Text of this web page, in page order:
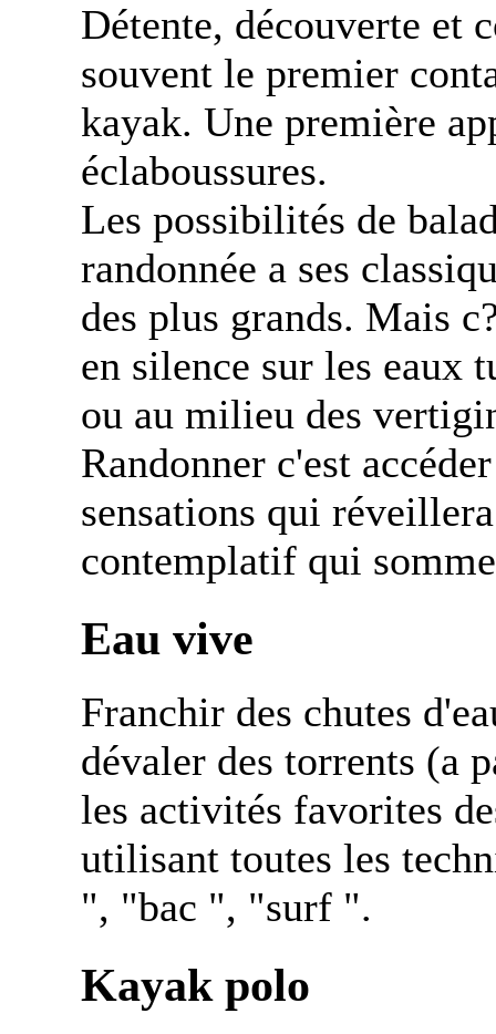
Détente, découverte et
souvent le premier
kayak. Une première
éclaboussures.
Les possibilités de
randonnée a ses
des plus grands. Mais
en silence sur les eaux
ou au milieu des
Randonner c'est
sensations qui
contemplatif qui
Eau vive
Franchir des chutes
dévaler des torrents (a
les activités favorites
utilisant toutes les
", "bac ", "surf ".
Kayak polo